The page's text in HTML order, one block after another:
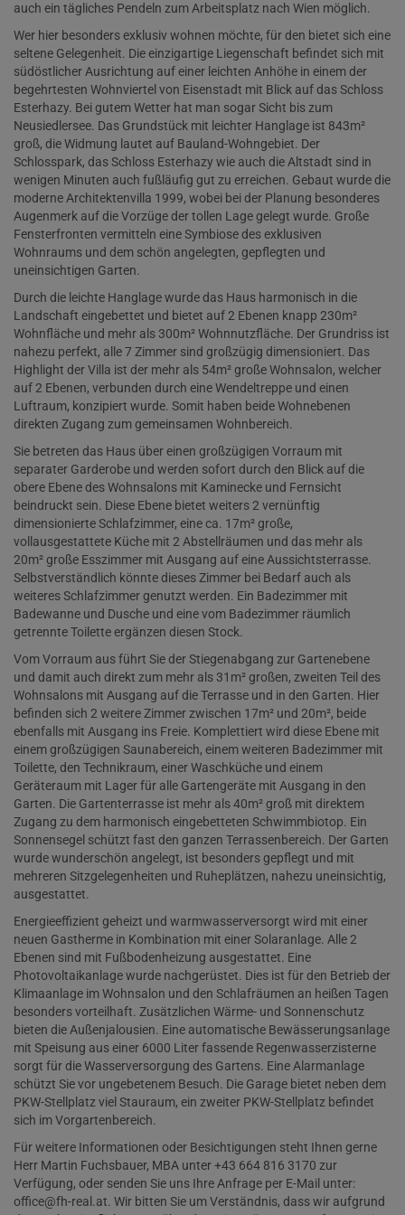
auch ein tägliches Pendeln zum Arbeitsplatz nach Wien möglich.
Wer hier besonders exklusiv wohnen möchte, für den bietet sich eine
seltene Gelegenheit. Die einzigartige Liegenschaft befindet sich mit
südöstlicher Ausrichtung auf einer leichten Anhöhe in einem der
begehrtesten Wohnviertel von Eisenstadt mit Blick auf das Schloss
Esterhazy. Bei gutem Wetter hat man sogar Sicht bis zum
Neusiedlersee. Das Grundstück mit leichter Hanglage ist 843m²
groß, die Widmung lautet auf Bauland-Wohngebiet. Der
Schlosspark, das Schloss Esterhazy wie auch die Altstadt sind in
wenigen Minuten auch fußläufig gut zu erreichen. Gebaut wurde die
moderne Architektenvilla 1999, wobei bei der Planung besonderes
Augenmerk auf die Vorzüge der tollen Lage gelegt wurde. Große
Fensterfronten vermitteln eine Symbiose des exklusiven
Wohnraums und dem schön angelegten, gepflegten und
uneinsichtigen Garten.
Durch die leichte Hanglage wurde das Haus harmonisch in die
Landschaft eingebettet und bietet auf 2 Ebenen knapp 230m²
Wohnfläche und mehr als 300m² Wohnnutzfläche. Der Grundriss ist
nahezu perfekt, alle 7 Zimmer sind großzügig dimensioniert. Das
Highlight der Villa ist der mehr als 54m² große Wohnsalon, welcher
auf 2 Ebenen, verbunden durch eine Wendeltreppe und einen
Luftraum, konzipiert wurde. Somit haben beide Wohnebenen
direkten Zugang zum gemeinsamen Wohnbereich.
Sie betreten das Haus über einen großzügigen Vorraum mit
separater Garderobe und werden sofort durch den Blick auf die
obere Ebene des Wohnsalons mit Kaminecke und Fernsicht
beindruckt sein. Diese Ebene bietet weiters 2 vernünftig
dimensionierte Schlafzimmer, eine ca. 17m² große,
vollausgestattete Küche mit 2 Abstellräumen und das mehr als
20m² große Esszimmer mit Ausgang auf eine Aussichtsterrasse.
Selbstverständlich könnte dieses Zimmer bei Bedarf auch als
weiteres Schlafzimmer genutzt werden. Ein Badezimmer mit
Badewanne und Dusche und eine vom Badezimmer räumlich
getrennte Toilette ergänzen diesen Stock.
Vom Vorraum aus führt Sie der Stiegenabgang zur Gartenebene
und damit auch direkt zum mehr als 31m² großen, zweiten Teil des
Wohnsalons mit Ausgang auf die Terrasse und in den Garten. Hier
befinden sich 2 weitere Zimmer zwischen 17m² und 20m², beide
ebenfalls mit Ausgang ins Freie. Komplettiert wird diese Ebene mit
einem großzügigen Saunabereich, einem weiteren Badezimmer mit
Toilette, den Technikraum, einer Waschküche und einem
Geräteraum mit Lager für alle Gartengeräte mit Ausgang in den
Garten. Die Gartenterrasse ist mehr als 40m² groß mit direktem
Zugang zu dem harmonisch eingebetteten Schwimmbiotop. Ein
Sonnensegel schützt fast den ganzen Terrassenbereich. Der Garten
wurde wunderschön angelegt, ist besonders gepflegt und mit
mehreren Sitzgelegenheiten und Ruheplätzen, nahezu uneinsichtig,
ausgestattet.
Energieeffizient geheizt und warmwasserversorgt wird mit einer
neuen Gastherme in Kombination mit einer Solaranlage. Alle 2
Ebenen sind mit Fußbodenheizung ausgestattet. Eine
Photovoltaikanlage wurde nachgerüstet. Dies ist für den Betrieb der
Klimaanlage im Wohnsalon und den Schlafräumen an heißen Tagen
besonders vorteilhaft. Zusätzlichen Wärme- und Sonnenschutz
bieten die Außenjalousien. Eine automatische Bewässerungsanlage
mit Speisung aus einer 6000 Liter fassende Regenwasserzisterne
sorgt für die Wasserversorgung des Gartens. Eine Alarmanlage
schützt Sie vor ungebetenem Besuch. Die Garage bietet neben dem
PKW-Stellplatz viel Stauraum, ein zweiter PKW-Stellplatz befindet
sich im Vorgartenbereich.
Für weitere Informationen oder Besichtigungen steht Ihnen gerne
Herr Martin Fuchsbauer, MBA unter +43 664 816 3170 zur
Verfügung, oder senden Sie uns Ihre Anfrage per E-Mail unter:
office@fh-real.at. Wir bitten Sie um Verständnis, dass wir aufgrund